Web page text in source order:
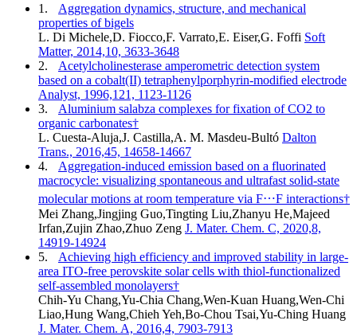
1.
Aggregation dynamics, structure, and mechanical
properties of bigels
L. Di Michele,D. Fiocco,F. Varrato,E. Eiser,G. Foffi Soft
Matter, 2014,10, 3633-3648
2.
Acetylcholinesterase amperometric detection system
based on a cobalt(II) tetraphenylporphyrin-modified electrode
Analyst, 1996,121, 1123-1126
3.
Aluminium salabza complexes for fixation of CO2 to
organic carbonates†
L. Cuesta-Aluja,J. Castilla,A. M. Masdeu-Bultó Dalton
Trans., 2016,45, 14658-14667
4.
Aggregation-induced emission based on a fluorinated
macrocycle: visualizing spontaneous and ultrafast solid-state
molecular motions at room temperature via F⋯F interactions†
Mei Zhang,Jingjing Guo,Tingting Liu,Zhanyu He,Majeed
Irfan,Zujin Zhao,Zhuo Zeng J. Mater. Chem. C, 2020,8,
14919-14924
5.
Achieving high efficiency and improved stability in large-
area ITO-free perovskite solar cells with thiol-functionalized
self-assembled monolayers†
Chih-Yu Chang,Yu-Chia Chang,Wen-Kuan Huang,Wen-Chi
Liao,Hung Wang,Chieh Yeh,Bo-Chou Tsai,Yu-Ching Huang
J. Mater. Chem. A, 2016,4, 7903-7913